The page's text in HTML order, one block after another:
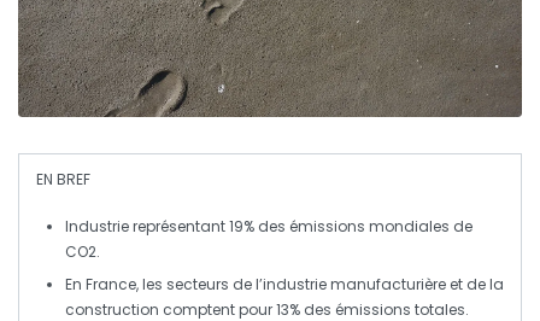
EN BREF
Industriereprésentant19% des émissions mondiales de
CO2.
En France, les secteurs de l’industrie manufacturière et de la
construction comptent pour13% des émissions totales.